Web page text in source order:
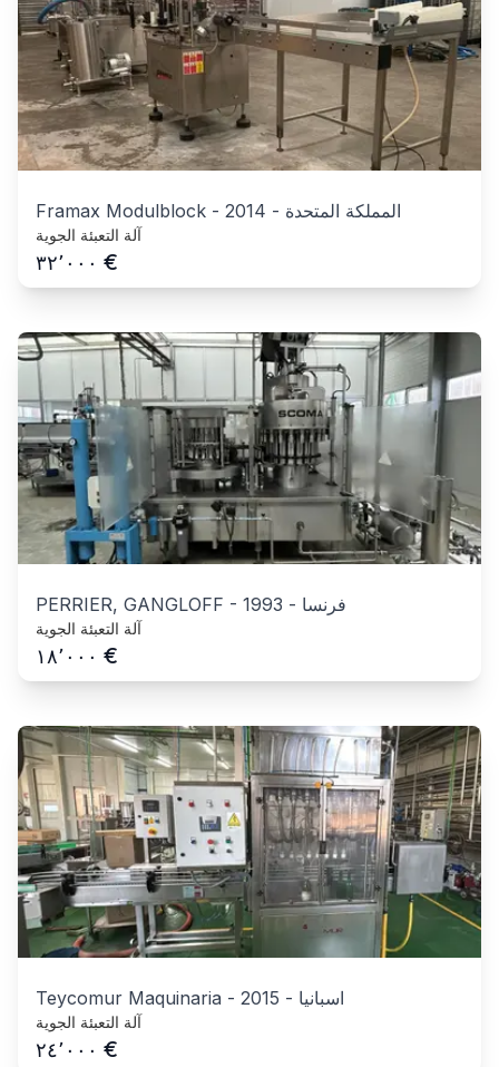
Framax Modulblock - 2014 - المملكة المتحدة
آلة التعبئة الجوية
٣٢٬٠٠٠ €
PERRIER, GANGLOFF - 1993 - فرنسا
آلة التعبئة الجوية
١٨٬٠٠٠ €
Teycomur Maquinaria - 2015 - اسبانيا
آلة التعبئة الجوية
٢٤٬٠٠٠ €